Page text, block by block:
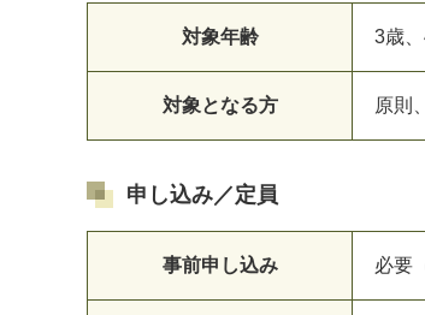
対象年齢 3歳
対象となる方 原則
申し込み／定員
事前申し込み 必要